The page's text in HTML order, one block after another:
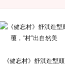
《健忘村》舒淇造型颠